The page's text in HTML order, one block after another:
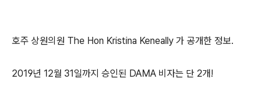
호주 상원의원 The Hon Kristina Keneally 가 공개한 정보.
2019년 12월 31일까지 승인된 DAMA 비자는 단 2개!